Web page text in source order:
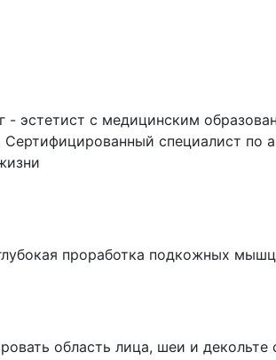
- эстетист с медицинским
специалист по
проработка подкожных
область лица, шеи и